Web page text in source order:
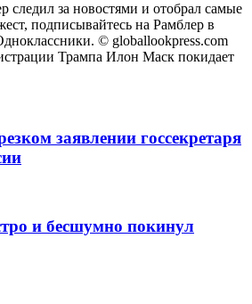
следил за новостями и отобрал самые
подписывайтесь на Рамблер в
© globallookpress.com
Трампа Илон Маск покидает
заявлении госсекретаря
и бесшумно покинул